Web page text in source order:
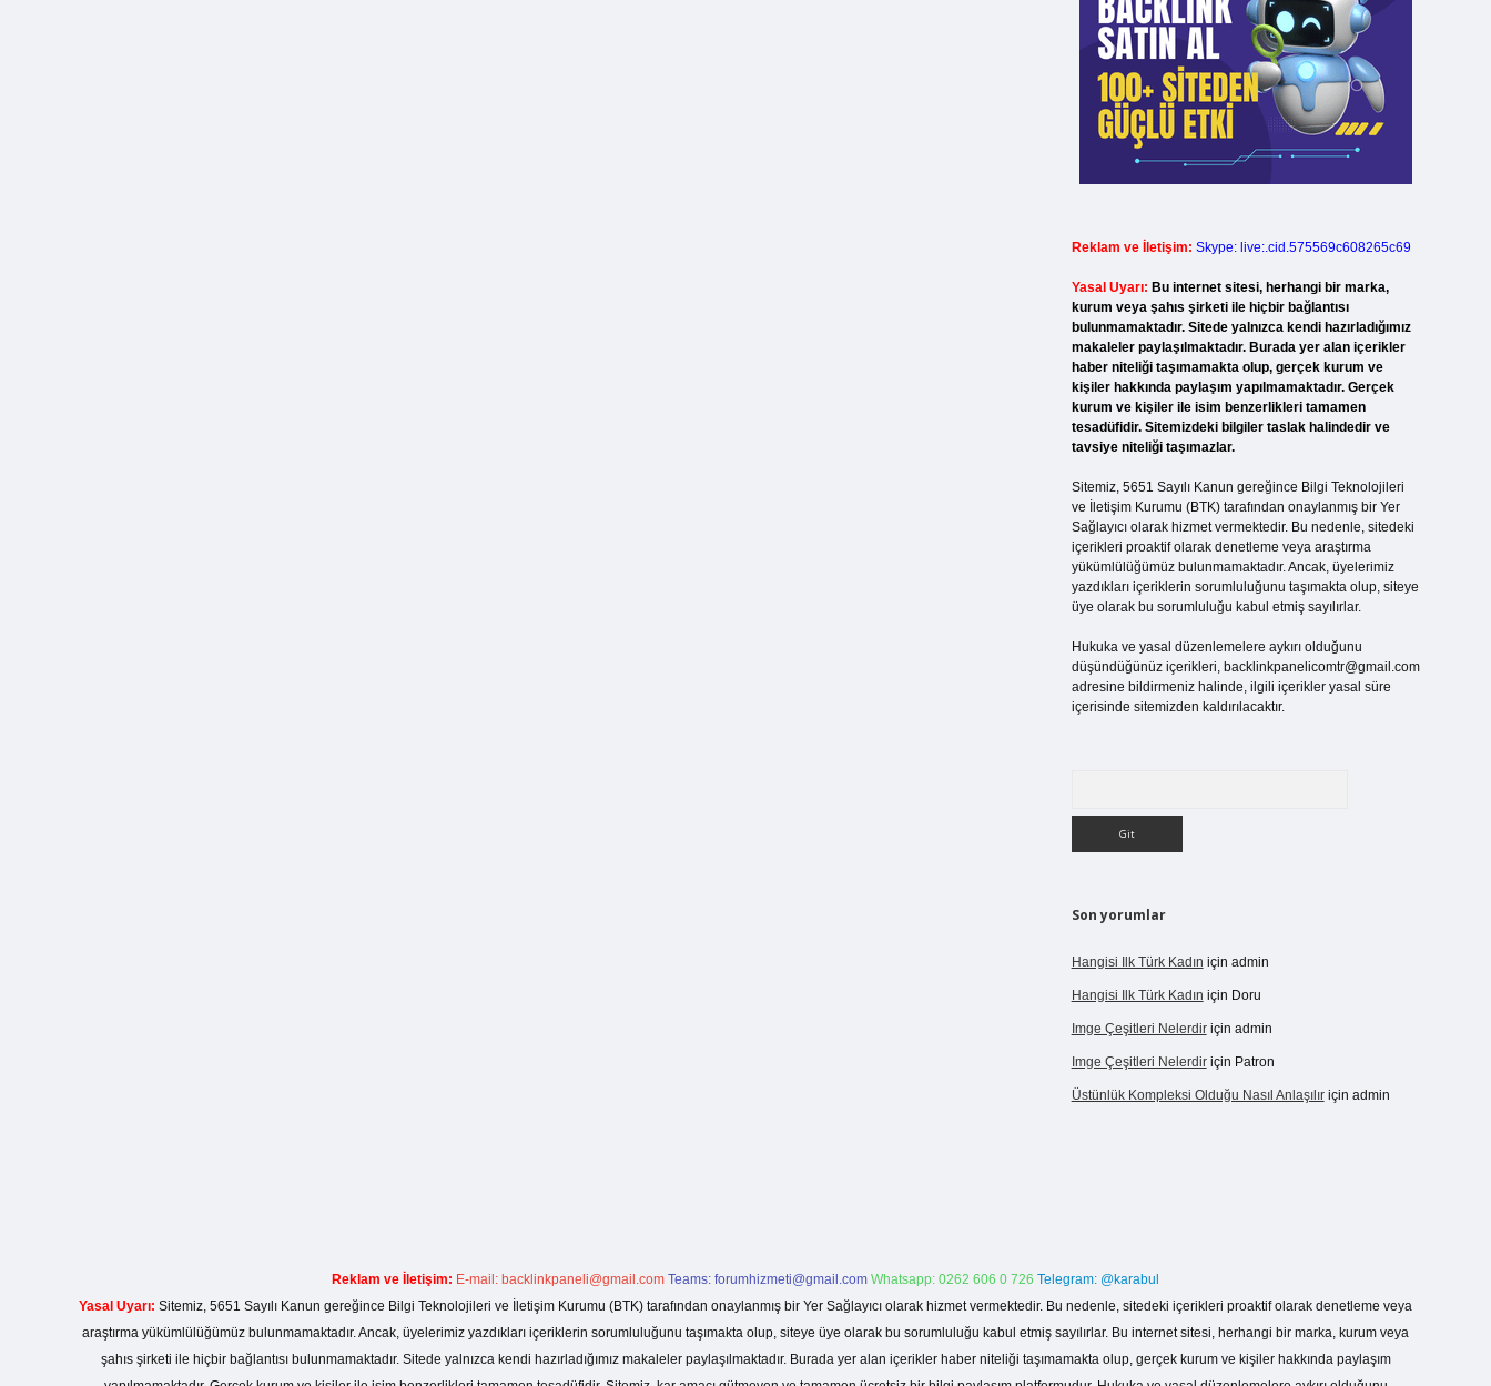
Reklam ve İletişim: Skype: live:.cid.575569c608265c69
Yasal Uyarı: Bu internet sitesi, herhangi bir marka,
kurum veya şahıs şirketi ile hiçbir bağlantısı
bulunmamaktadır. Sitede yalnızca kendi hazırladığımız
makaleler paylaşılmaktadır. Burada yer alan içerikler
haber niteliği taşımamakta olup, gerçek kurum ve
kişiler hakkında paylaşım yapılmamaktadır. Gerçek
kurum ve kişiler ile isim benzerlikleri tamamen
tesadüfidir. Sitemizdeki bilgiler taslak halindedir ve
tavsiye niteliği taşımazlar.
Sitemiz, 5651 Sayılı Kanun gereğince Bilgi Teknolojileri
ve İletişim Kurumu (BTK) tarafından onaylanmış bir Yer
Sağlayıcı olarak hizmet vermektedir. Bu nedenle, sitedeki
içerikleri proaktif olarak denetleme veya araştırma
yükümlülüğümüz bulunmamaktadır. Ancak, üyelerimiz
yazdıkları içeriklerin sorumluluğunu taşımakta olup, siteye
üye olarak bu sorumluluğu kabul etmiş sayılırlar.
Hukuka ve yasal düzenlemelere aykırı olduğunu
düşündüğünüz içerikleri, backlinkpanelicomtr@gmail.com
adresine bildirmeniz halinde, ilgili içerikler yasal süre
içerisinde sitemizden kaldırılacaktır.
Son yorumlar
Hangisi Ilk Türk Kadın için admin
Hangisi Ilk Türk Kadın için Doru
Imge Çeşitleri Nelerdiriçin admin
Imge Çeşitleri Nelerdiriçin Patron
Üstünlük Kompleksi Olduğu Nasıl Anlaşılıriçin admin
Reklam ve İletişim: E-mail: backlinkpaneli@gmail.com Teams: forumhizmeti@gmail.com Whatsapp: 0262 606 0 726 Telegram: @karabul
Yasal Uyarı: Sitemiz, 5651 Sayılı Kanun gereğince Bilgi Teknolojileri ve İletişim Kurumu (BTK) tarafından onaylanmış bir Yer Sağlayıcı olarak hizmet vermektedir. Bu nedenle, sitedeki içerikleri proaktif olarak denetleme veya
araştırma yükümlülüğümüz bulunmamaktadır. Ancak, üyelerimiz yazdıkları içeriklerin sorumluluğunu taşımakta olup, siteye üye olarak bu sorumluluğu kabul etmiş sayılırlar. Bu internet sitesi, herhangi bir marka, kurum veya
şahıs şirketi ile hiçbir bağlantısı bulunmamaktadır. Sitede yalnızca kendi hazırladığımız makaleler paylaşılmaktadır. Burada yer alan içerikler haber niteliği taşımamakta olup, gerçek kurum ve kişiler hakkında paylaşım